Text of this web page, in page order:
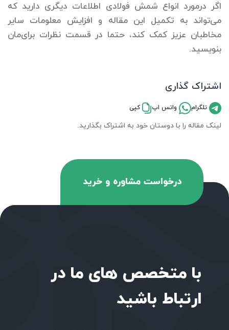
اگر درمورد انواع شمش فولادی اطلاعات دیگری دارید که
می‌تواند به تکمیل این مقاله و افزایش معلومات سایر
مخاطبان عزیز کمک کند، حتما در قسمت نظرات برای‌مان
بنویسید.
اشتراک گذاری
تلگرام واتس اپ کپی
لینک مقاله را با دوستان خود به اشتراک بگذارید.
درخواست مشاوره و خرید
با متخصص های ما در
ارتباط باشید